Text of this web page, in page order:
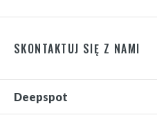
SKONTAKTUJ SIĘ Z NAMI
Deepspot